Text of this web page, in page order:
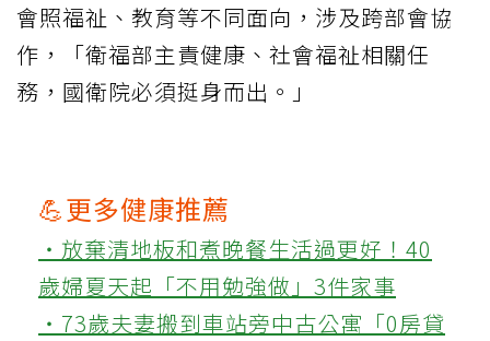
會照福祉、教育等不同面向，涉及跨部會協
作，「衛福部主責健康、社會福祉相關任
務，國衛院必須挺身而出。」
💪更多健康推薦
‧放棄清地板和煮晚餐生活過更好！40
歲婦夏天起「不用勉強做」3件家事
‧73歲夫妻搬到車站旁中古公寓「0房貸